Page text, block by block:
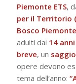
Piemonte ETS,
per il Territorio
Bosco
adulti dai 14
breve, un
opere devono
tema dell’anno: